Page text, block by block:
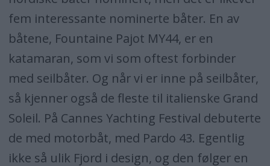
fem interessante nominerte båter. En av
båtene, Fountaine Pajot MY44, er en
katamaran, som vi som oftest forbinder
med seilbåter. Og når vi er inne på seilbåter,
så kjenner også de fleste til italienske Grand
Soleil. På Cannes Yachting Festival debuterte
de med motorbåt, med Pardo 43. Egentlig
ikke så ulik Fjord i design, og den følger en